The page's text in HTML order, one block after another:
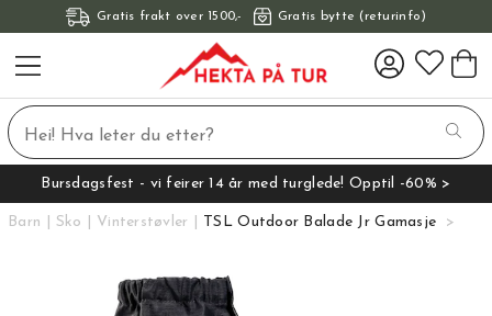
Gratis frakt over 1500,- Gratis bytte (returinfo)
Bursdagsfest - vi feirer 14 år med turglede! Opptil -60% >
Barn Sko Vinterstøvler TSL Outdoor Balade Jr Gamasje